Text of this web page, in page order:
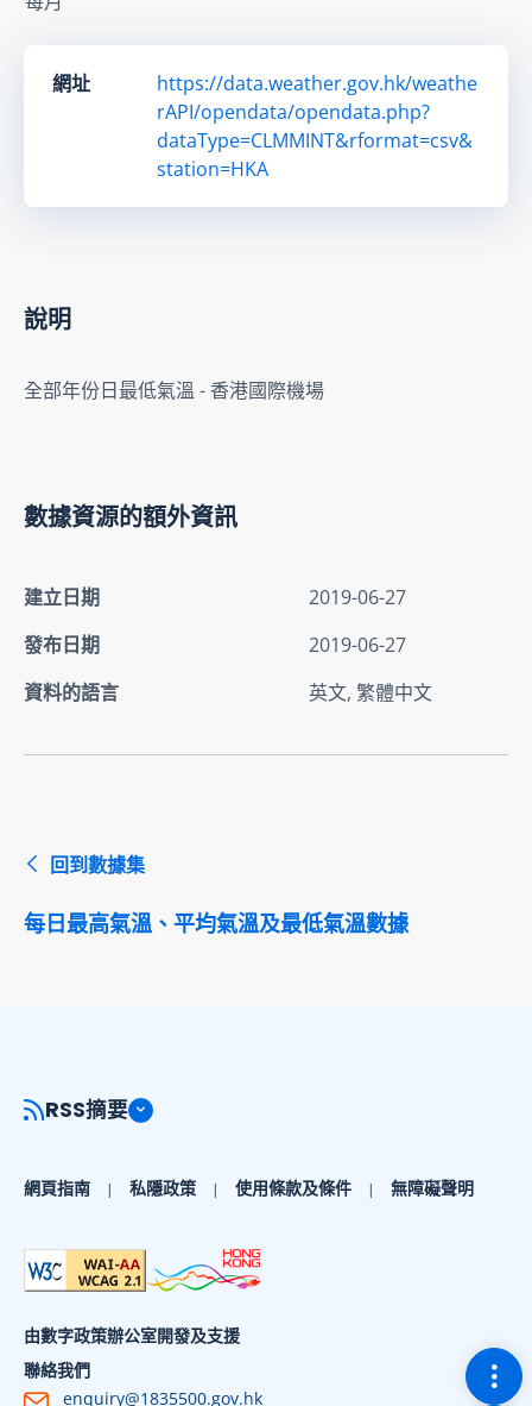
網址
https://data.weather.gov.hk/weathe
rAPI/opendata/opendata.php?
dataType=CLMMINT&rformat=csv&
station=HKA
說明
全部年份日最低氣溫 - 香港國際機場
數據資源的額外資訊
建立日期
2019-06-27
發布日期
2019-06-27
資料的語言
英文, 繁體中文
回到數據集
每日最高氣溫、平均氣溫及最低氣溫數據
切
RSS摘要
網頁指南 私隱政策 使用條款及條件 無障礙聲明
由數字政策辦公室開發及支援
聯絡我們
enquiry@1835500.gov.hk